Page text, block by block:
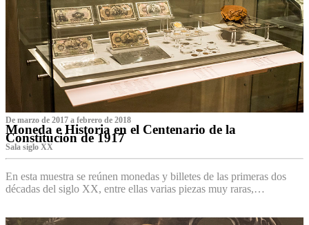
De marzo de 2017 a febrero de 2018
Moneda e Historia en el Centenario de la
Constitución de 1917
Sala siglo XX
En esta muestra se reúnen monedas y billetes de las primeras dos
décadas del siglo XX, entre ellas varias piezas muy raras,…